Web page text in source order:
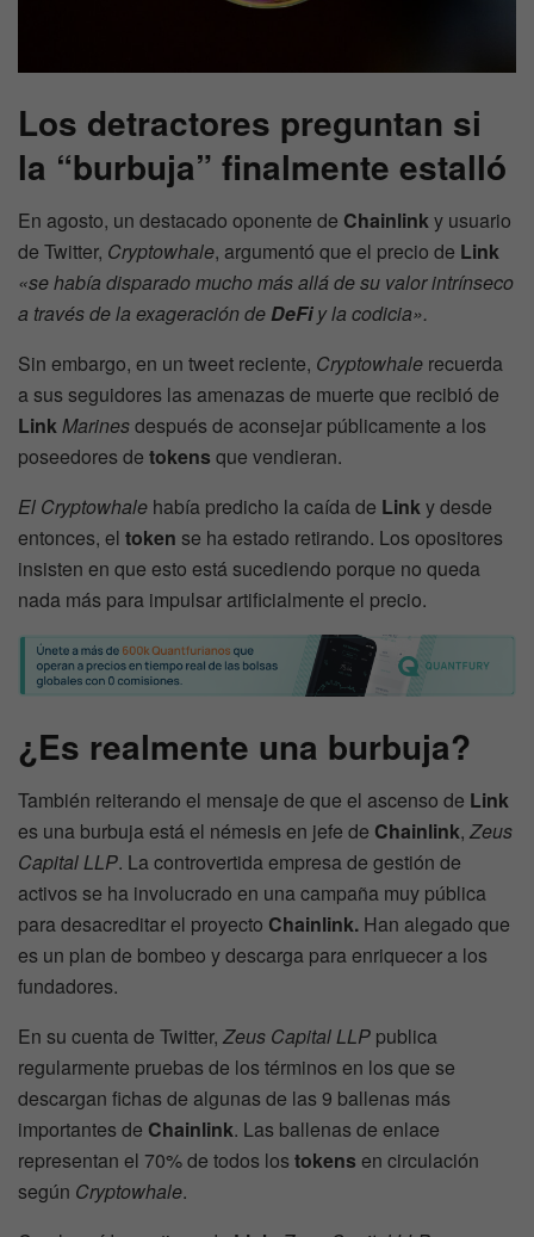
Los detractores preguntan si
la “burbuja” finalmente estalló
En agosto, un destacado oponente de Chainlinky usuario
de Twitter, Cryptowhale, argumentó que el precio de Link
«se había disparado mucho más allá de su valor intrínseco
a través de la exageración deDeFiy la codicia».
Sin embargo, en un tweet reciente, Cryptowhale recuerda
a sus seguidores las amenazas de muerte que recibió de
LinkMarinesdespués de aconsejar públicamente a los
poseedores de tokens que vendieran.
El Cryptowhale había predicho la caída de Linky desde
entonces, el token se ha estado retirando. Los opositores
insisten en que esto está sucediendo porque no queda
nada más para impulsar artificialmente el precio.
¿Es realmente una burbuja?
También reiterando el mensaje de que el ascenso de Link
es una burbuja está el némesis en jefe de Chainlink, Zeus
Capital LLP. La controvertida empresa de gestión de
activos se ha involucrado en una campaña muy pública
para desacreditar el proyecto Chainlink. Han alegado que
es un plan de bombeo y descarga para enriquecer a los
fundadores.
En su cuenta de Twitter, Zeus Capital LLP publica
regularmente pruebas de los términos en los que se
descargan fichas de algunas de las 9 ballenas más
importantes de Chainlink. Las ballenas de enlace
representan el 70% de todos lostokens en circulación
según Cryptowhale.